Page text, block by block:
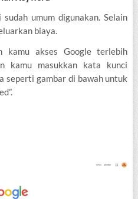
umum digunakan. Selain
biaya.
kamu akses Google terlebih
kamu masukkan kata kunci
seperti gambar di bawah untuk